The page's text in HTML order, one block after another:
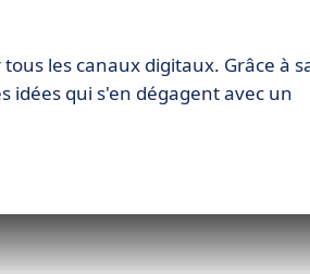
les canaux digitaux. Grâce à
idées qui s'en dégagent avec un